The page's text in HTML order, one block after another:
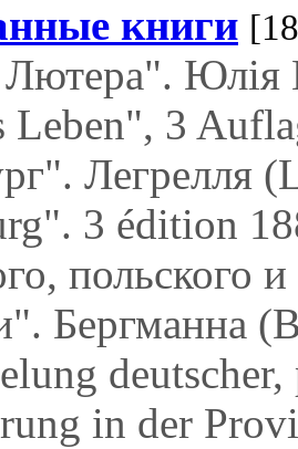
книги
Юлія
Leben", 3
Легрелля
3 édition
польского
Бергманна
in der